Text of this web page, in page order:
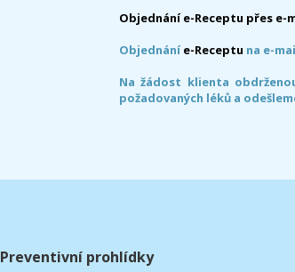
Objednání e-Receptu přes e-
Objednáníe-Receptu na e-
Na žádost klienta
požadovaných léků a
Preventivní prohlídky